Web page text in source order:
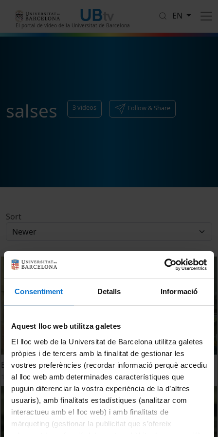
Consentiment Detalls Informació
Aquest lloc web utilitza galetes
El lloc web de la Universitat de Barcelona utilitza galetes
pròpies i de tercers amb la finalitat de gestionar les
vostres preferències (recordar informació perquè accediu
al lloc web amb determinades característiques que
puguin diferenciar la vostra experiència de la d’altres
usuaris), amb finalitats estadístiques (analitzar com
interactueu amb el lloc web) i amb finalitats de
màrqueting (gestionar la publicitat que s’ofereix
adequant-la en funció dels vostres hàbits de navegació).
El portal de vídeo de la Universitat de Barcelona
EN
salses 3videos Follow & Share
Sort
Beneficial effects of fried sauce
16 February, 2015